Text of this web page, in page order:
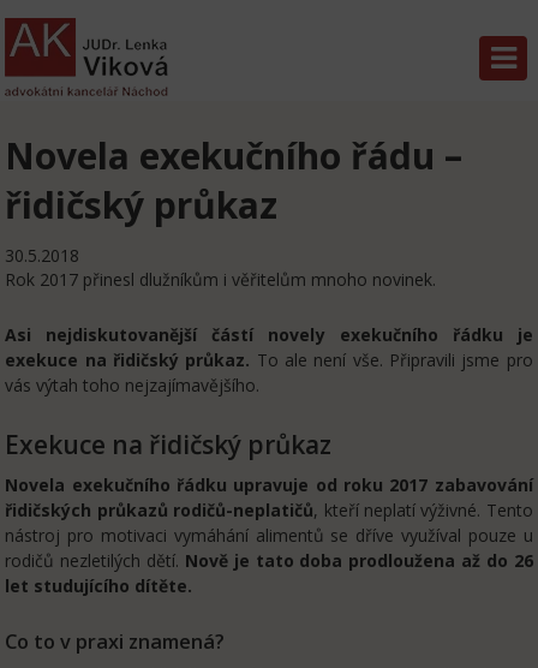
Novela exekučního řádu –
řidičský průkaz
30.5.2018
Rok 2017 přinesl dlužníkům i věřitelům mnoho novinek.
Asi nejdiskutovanější částí novely exekučního řádku je
exekuce na řidičský průkaz. To ale není vše. Připravili jsme pro
vás výtah toho nejzajímavějšího.
Exekuce na řidičský průkaz
Novela exekučního řádku upravuje od roku 2017 zabavování
řidičských průkazů rodičů-neplatičů, kteří neplatí výživné. Tento
nástroj pro motivaci vymáhání alimentů se dříve využíval pouze u
rodičů nezletilých dětí. Nově je tato doba prodloužena až do 26
let studujícího dítěte.
Co to v praxi znamená?